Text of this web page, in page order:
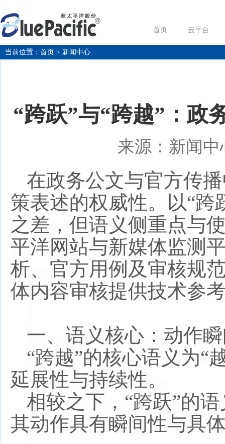
首页 云平台
当前位置： 首页 > 新闻中心
“跨跃”与“跨越”：政
来源：新闻中
在政务公文与官方传
策表述的权威性。以“跨
之差，但语义侧重点与
平洋网站与新媒体监测
析、官方用例及审核规
体内容审核提供技术参
一、语义核心：动作
“跨越”的核心语义为“
延展性与持续性。
相较之下， “跨跃”的
其动作具有瞬间性与具